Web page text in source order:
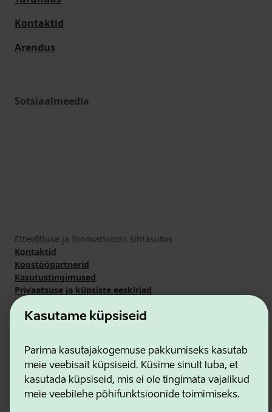
Kasutame küpsiseid
Parima kasutajakogemuse pakkumiseks kasutab
meie veebisait küpsiseid. Küsime sinult luba, et
kasutada küpsiseid, mis ei ole tingimata vajalikud
meie veebilehe põhifunktsioonide toimimiseks.
Kontaktid
Arendus
Sotsiaalmeedia
Ettevõtluse ja Innovatsiooni Sihtasutus
Kontaktid
Koostööpartnerid
Kasutustingimused
Privaatsuse ja küpsiste eeskirjad